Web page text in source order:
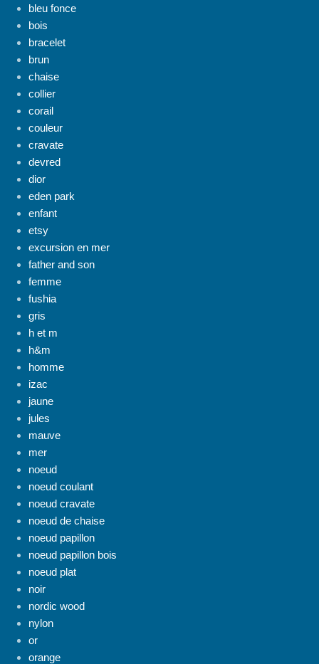
bleu fonce
bois
bracelet
brun
chaise
collier
corail
couleur
cravate
devred
dior
eden park
enfant
etsy
excursion en mer
father and son
femme
fushia
gris
h et m
h&m
homme
izac
jaune
jules
mauve
mer
noeud
noeud coulant
noeud cravate
noeud de chaise
noeud papillon
noeud papillon bois
noeud plat
noir
nordic wood
nylon
or
orange